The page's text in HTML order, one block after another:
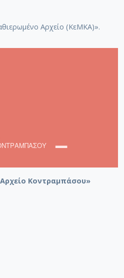
Αρχείο (ΚεΜΚΑ)».
Κοντραμπάσου»